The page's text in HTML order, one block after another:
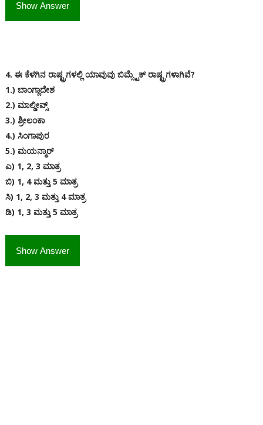
Show Answer
4. ಈ ಕೆಳಗಿನ ರಾಷ್ಟ್ರಗಳಲ್ಲಿ ಯಾವುವು ಬಿಮ್ಸ್ಟೆಕ್ ರಾಷ್ಟ್ರಗಳಾಗಿವೆ?
1.) ಬಾಂಗ್ಲಾದೇಶ
2.) ಮಾಲ್ಡೀವ್ಸ್
3.) ಶ್ರೀಲಂಕಾ
4.) ಸಿಂಗಾಪುರ
5.) ಮಯನ್ಮಾರ್
ಎ) 1, 2, 3 ಮಾತ್ರ
ಬಿ) 1, 4 ಮತ್ತು 5 ಮಾತ್ರ
ಸಿ) 1, 2, 3 ಮತ್ತು 4 ಮಾತ್ರ
ಡಿ) 1, 3 ಮತ್ತು 5 ಮಾತ್ರ
Show Answer